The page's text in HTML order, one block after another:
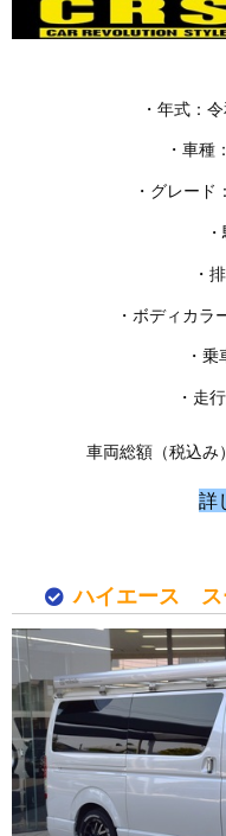
・年式：
・車
・グレード
・
・ボディカラ
・
・走
車両総額（税込み
詳
ハイエース ス